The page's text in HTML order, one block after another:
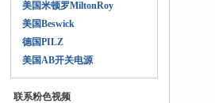
美国米顿罗MiltonRoy
美国Beswick
德国PILZ
美国AB开关电源
联系粉色视频